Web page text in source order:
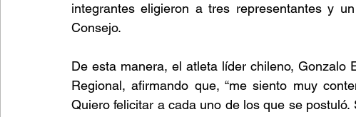
integrantes eligieron a tres representantes y
Consejo.
De esta manera, el atleta líder chileno, Gonzalo
Regional, afirmando que, “me siento muy
Quiero felicitar a cada uno de los que se